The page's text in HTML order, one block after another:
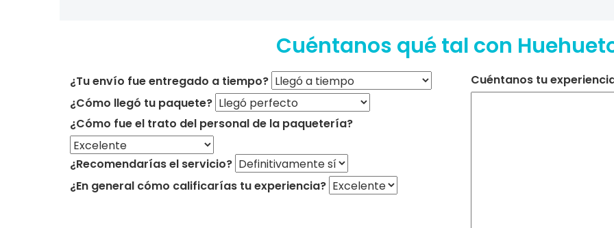
Cuéntanos qué tal con
¿Tu envío fue entregado a tiempo?
¿Cómo llegó tu paquete?
¿Cómo fue el trato del personal de la paquetería?
¿Recomendarías el servicio?
¿En general cómo calificarías tu experiencia?
Cuéntanos tu